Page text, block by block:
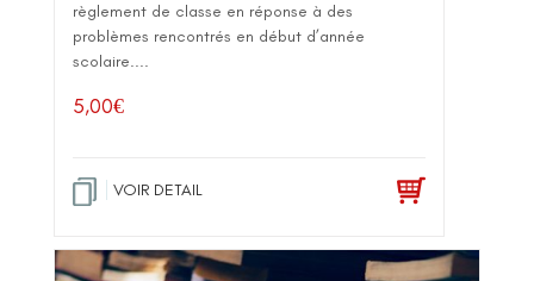
règlement de classe en réponse à des
problèmes rencontrés en début d’année
scolaire....
5,00€
VOIR DETAIL